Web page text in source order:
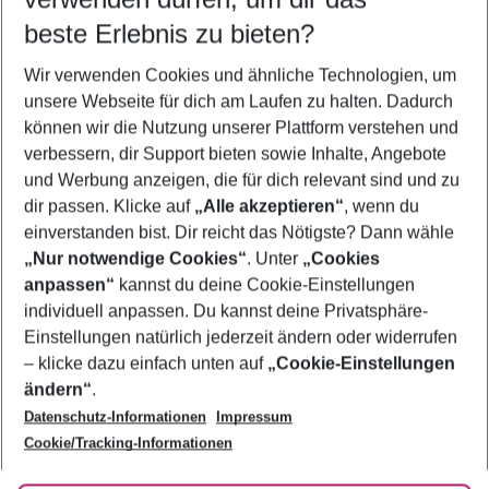
5-8 Nächte
2 Erwachsene Keine Kinder
Mehr Filter anzeigen
Footer
Footer navigation
Über uns
AGB
Bestpreisgarantie
Cookie-Einstellungen ändern
Cookie-Richtlinie
Agenturbetreuung
Barrierefreies Reisen
Folge uns
beste Erlebnis zu bieten?
Wir verwenden Cookies und ähnliche Technologien, um
unsere Webseite für dich am Laufen zu halten. Dadurch
können wir die Nutzung unserer Plattform verstehen und
verbessern, dir Support bieten sowie Inhalte, Angebote
und Werbung anzeigen, die für dich relevant sind und zu
dir passen. Klicke auf „Alle akzeptieren“, wenn du
einverstanden bist. Dir reicht das Nötigste? Dann wähle
„Nur notwendige Cookies“. Unter „Cookies
anpassen“ kannst du deine Cookie-Einstellungen
individuell anpassen. Du kannst deine Privatsphäre-
Einstellungen natürlich jederzeit ändern oder widerrufen
– klicke dazu einfach unten auf „Cookie-Einstellungen
ändern“.
Datenschutz-Informationen
Impressum
Cookie/Tracking-Informationen